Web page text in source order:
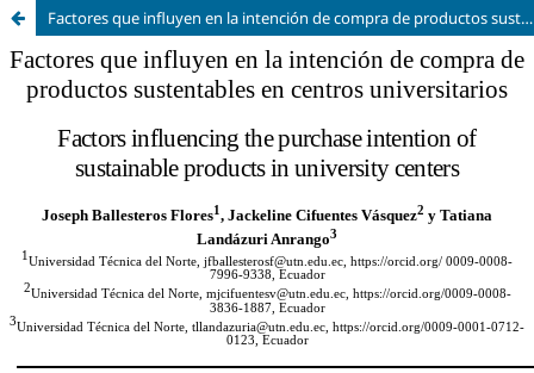
Factores que influyen en la intención de compra de productos sustentables en centros universitarios